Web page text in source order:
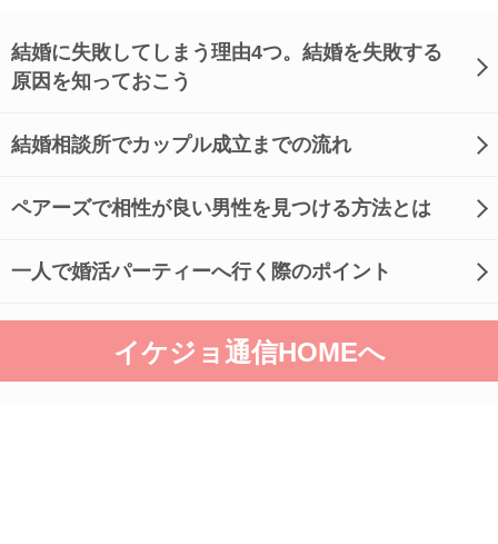
結婚に失敗してしまう理由4つ。結婚を失敗する
原因を知っておこう
結婚相談所でカップル成立までの流れ
ペアーズで相性が良い男性を見つける方法とは
一人で婚活パーティーへ行く際のポイント
イケジョ通信HOMEへ